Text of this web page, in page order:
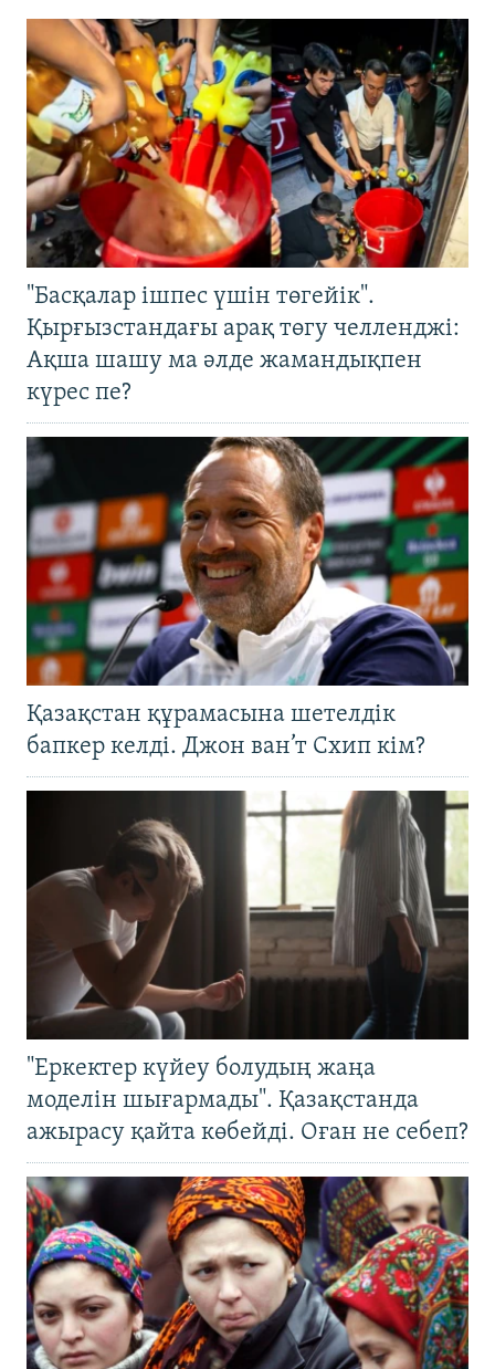
"Басқалар ішпес үшін төгейік".
Қырғызстандағы арақ төгу челленджі:
Ақша шашу ма әлде жамандықпен
күрес пе?
Қазақстан құрамасына шетелдік
бапкер келді. Джон ван’т Схип кім?
"Еркектер күйеу болудың жаңа
моделін шығармады". Қазақстанда
ажырасу қайта көбейді. Оған не себеп?